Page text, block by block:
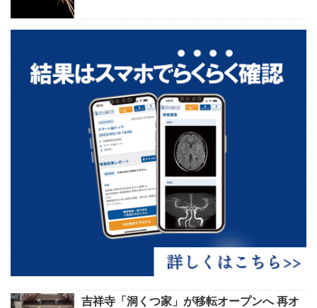
吉祥寺「洞くつ家」が移転オープンへ 再オ